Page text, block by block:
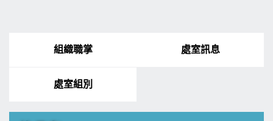
組織職掌 處室訊息
處室組別